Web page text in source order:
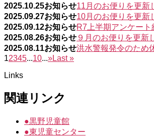
2025.10.25お知らせ11月のお便りを更新
2025.09.27お知らせ10月のお便りを更新
2025.09.12お知らせR7上半期アンケート
2025.08.26お知らせ ９月のお便りを更新
2025.08.11お知らせ洪水警報発令のため
12345...10...»Last »
Links
関連リンク
●黒野児童館
●東児童センター